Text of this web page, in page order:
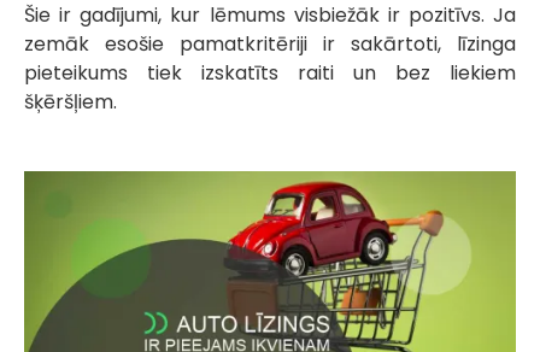
Šie ir gadījumi, kur lēmums visbiežāk ir pozitīvs. Ja
zemāk esošie pamatkritēriji ir sakārtoti, līzinga
pieteikums tiek izskatīts raiti un bez liekiem
šķēršļiem.